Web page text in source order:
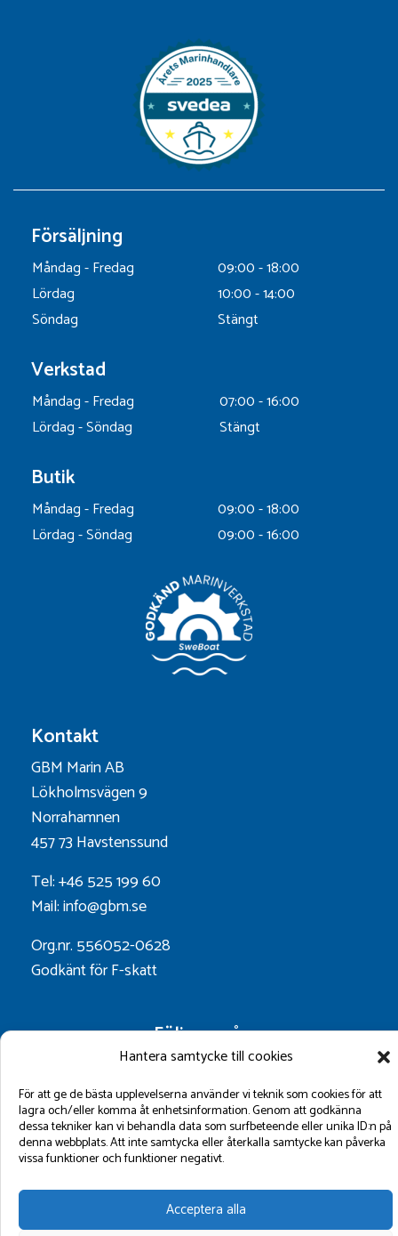
Hantera samtycke till cookies
För att ge de bästa upplevelserna använder vi teknik som cookies för att
lagra och/eller komma åt enhetsinformation. Genom att godkänna
dessa tekniker kan vi behandla data som surfbeteende eller unika ID:n på
denna webbplats. Att inte samtycka eller återkalla samtycke kan påverka
vissa funktioner och funktioner negativt.
Acceptera alla
Försäljning
Måndag - Fredag
09:00 - 18:00
Lördag
10:00 - 14:00
Söndag
Stängt
Verkstad
Måndag - Fredag
07:00 - 16:00
Lördag - Söndag
Stängt
Butik
Måndag - Fredag
09:00 - 18:00
Lördag - Söndag
09:00 - 16:00
Kontakt
GBM Marin AB
Lökholmsvägen 9
Norrahamnen
457 73 Havstenssund
Tel: +46 525 199 60
Mail: info@gbm.se
Org.nr. 556052-0628
Godkänt för F-skatt
Följ oss på:
©2026 GBM Marin AB.